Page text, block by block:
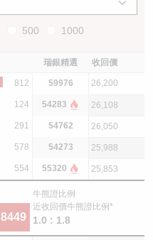
500 1000
瑞銀精選 收回價
812 59976 26,200
124 54283 26,108
291 54762 26,050
578 54273 25,988
554 55320 25,853
8449
牛熊證比例
近收回價牛熊證比例*
1.0 : 1.8